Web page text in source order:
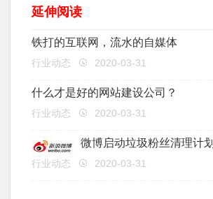
延伸阅读
铁打的互联网，流水的自媒体
行业动态 2020-03-31
什么才是好的网站建设公司？
行业动态 2020-03-31
微博启动垃圾粉丝清理计划
行业动态 2020-03-31